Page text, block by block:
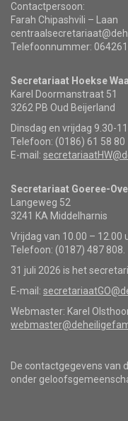
Contactpersoon:
Farah Chipashvili – Laan
Telefoonnummer:
Secretariaat Hoekse
Karel Doormanstraat 51
3262 PB Oud Beijerland
Dinsdag en vrijdag 9.30-
Telefoon: (0186) 61 58 80
E-mail:
Secretariaat Goeree-
Langeweg 52
3241 KA Middelharnis
Vrijdag van 10.00 – 12.00
Telefoon: (0187) 487 808.
31 juli 2026 is het
E-mail:
Webmaster: Karel
De contactgegevens van
onder